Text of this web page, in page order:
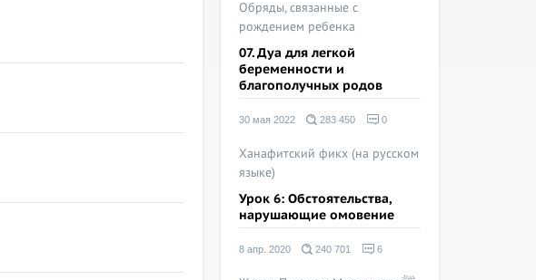
Обряды, связанные с
рождением ребенка
07. Дуа для легкой
беременности и
благополучных родов
30 мая 2022 283 450 0
Ханафитский фикх (на русском
языке)
Урок 6: Обстоятельства,
нарушающие омовение
8 апр. 2020 240 701 6